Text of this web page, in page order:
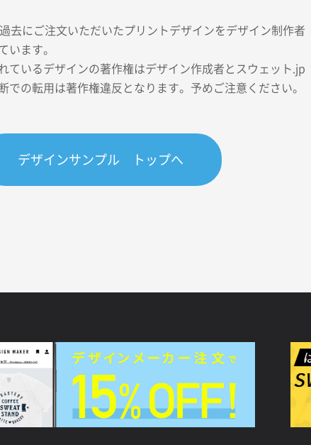
去にご注文いただいたプリントデザインをデザイン制作者
います。
ているデザインの著作権はデザイン作成者とスウェット.jp
での転用は著作権違反となります。予めご注意ください。
デザインサンプル トップへ